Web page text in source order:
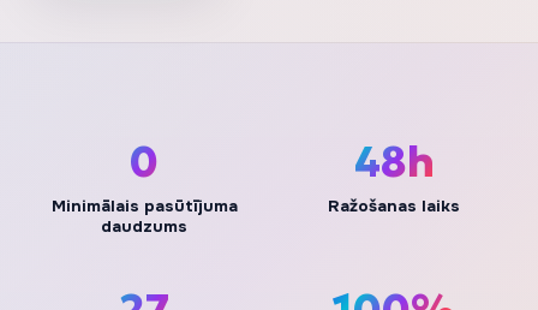
0
Minimālais pasūtījuma
daudzums
48h
Ražošanas laiks